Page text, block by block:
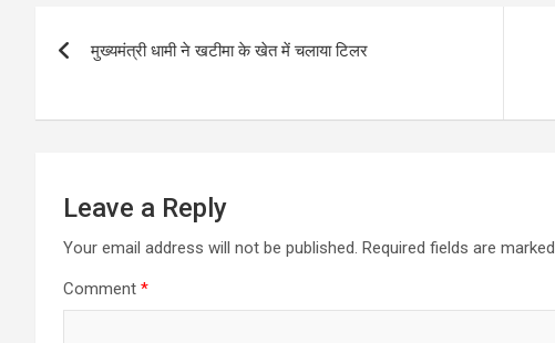
navigation
मुख्यमंत्री धामी ने खटीमा के खेत में चलाया टिलर
Leave a Reply
Your email address will not be published. Required fields are marked
Comment *